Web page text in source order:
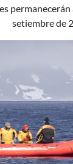
setiembre de